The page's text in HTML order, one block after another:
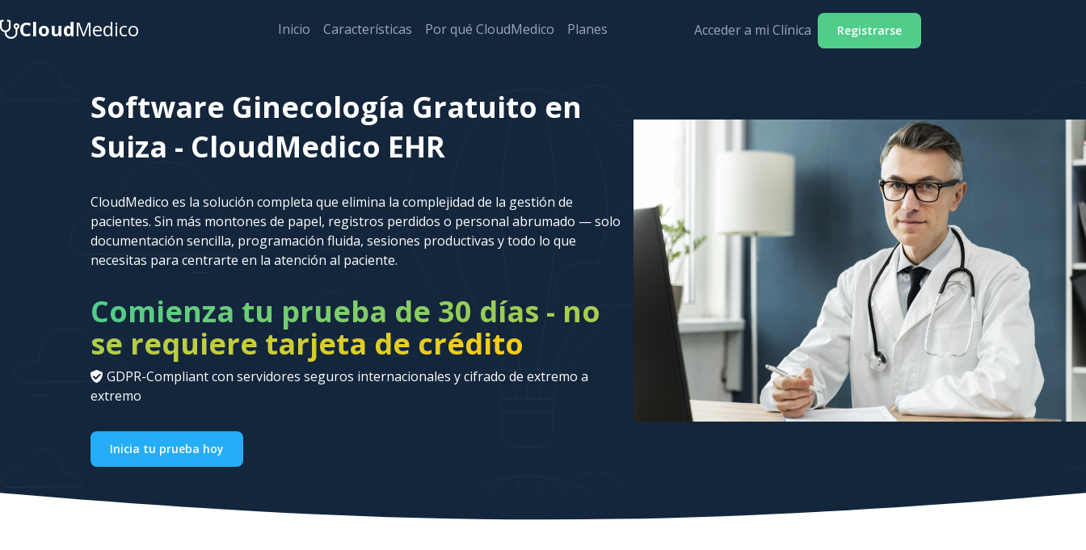
CloudMedico Inicio Características Por qué CloudMedico Planes Acceder a mi Clínica Registrarse
Software Ginecología Gratuito en
Suiza - CloudMedico EHR
CloudMedico es la solución completa que elimina la complejidad de la gestión de
pacientes. Sin más montones de papel, registros perdidos o personal abrumado — solo
documentación sencilla, programación fluida, sesiones productivas y todo lo que
necesitas para centrarte en la atención al paciente.
Comienza tu prueba de 30 días - no
se requiere tarjeta de crédito
GDPR-Compliant con servidores seguros internacionales y cifrado de extremo a
extremo
Inicia tu prueba hoy